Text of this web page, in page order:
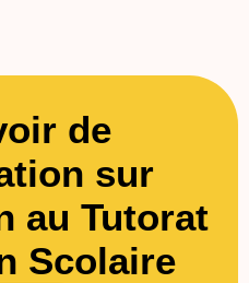
de
sur
au Tutorat
Scolaire